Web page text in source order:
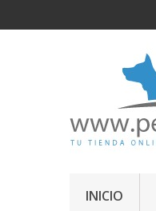
INICIO